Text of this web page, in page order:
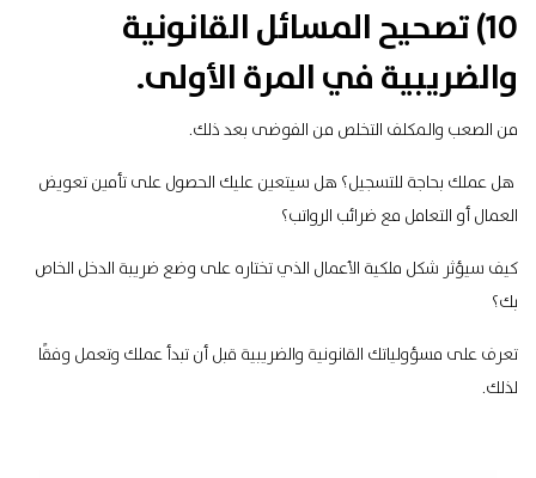
10) تصحيح المسائل القانونية
والضريبية في المرة الأولى.
من الصعب والمكلف التخلص من الفوضى بعد ذلك.
هل عملك بحاجة للتسجيل؟ هل سيتعين عليك الحصول على تأمين تعويض
العمال أو التعامل مع ضرائب الرواتب؟
كيف سيؤثر شكل ملكية الأعمال الذي تختاره على وضع ضريبة الدخل الخاص
بك؟
تعرف على مسؤولياتك القانونية والضريبية قبل أن تبدأ عملك وتعمل وفقًا
لذلك.